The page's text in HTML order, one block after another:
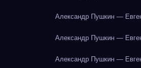
Александр Пушкин —
Александр Пушкин —
Александр Пушкин —